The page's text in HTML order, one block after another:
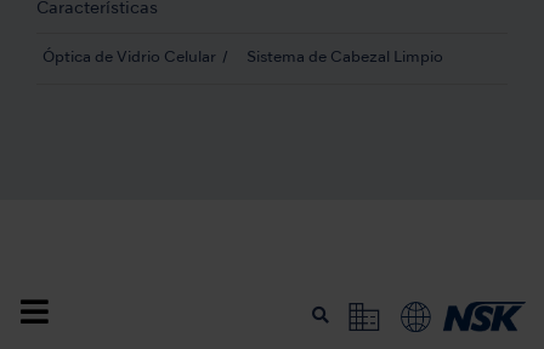
Características
Óptica de Vidrio Celular Sistema de Cabezal Limpio